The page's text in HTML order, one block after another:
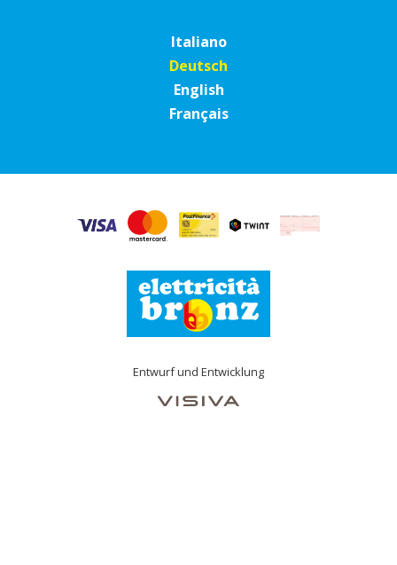
Italiano
Deutsch
English
Français
Entwurf und Entwicklung